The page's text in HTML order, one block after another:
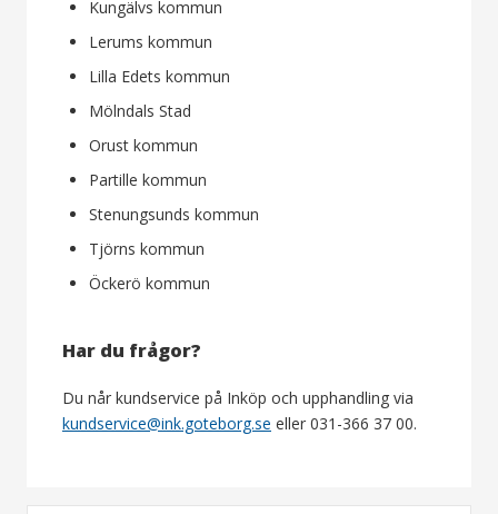
Kungälvs kommun
Lerums kommun
Lilla Edets kommun
Mölndals Stad
Orust kommun
Partille kommun
Stenungsunds kommun
Tjörns kommun
Öckerö kommun
Har du frågor?
Du når kundservice på Inköp och upphandling via
kundservice@ink.goteborg.se eller 031-366 37 00.